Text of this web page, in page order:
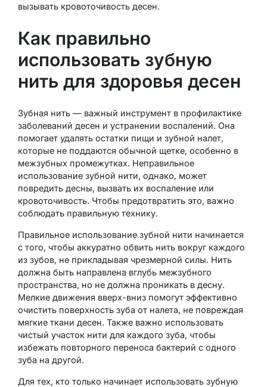
вызывать кровоточивость десен.
Как правильно
использовать зубную
нить для здоровья десен
Зубная нить — важный инструмент в профилактике
заболеваний десен и устранении воспалений. Она
помогает удалять остатки пищи и зубной налет,
которые не поддаются обычной щетке, особенно в
межзубных промежутках. Неправильное
использование зубной нити, однако, может
повредить десны, вызвать их воспаление или
кровоточивость. Чтобы предотвратить это, важно
соблюдать правильную технику.
Правильное использование зубной нити начинается
с того, чтобы аккуратно обвить нить вокруг каждого
из зубов, не прикладывая чрезмерной силы. Нить
должна быть направлена вглубь межзубного
пространства, но не должна проникать в десну.
Мелкие движения вверх-вниз помогут эффективно
очистить поверхность зуба от налета, не повреждая
мягкие ткани десен. Также важно использовать
чистый участок нити для каждого зуба, чтобы
избежать повторного переноса бактерий с одного
зуба на другой.
Для тех, кто только начинает использовать зубную